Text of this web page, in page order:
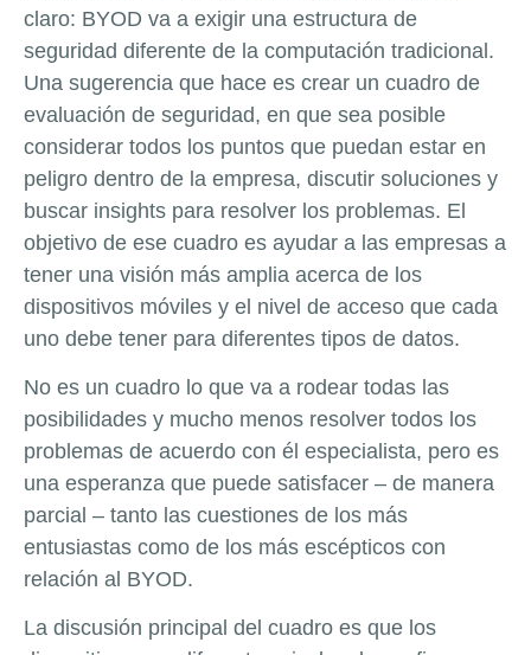
claro: BYOD va a exigir una estructura de
seguridad diferente de la computación tradicional.
Una sugerencia que hace es crear un cuadro de
evaluación de seguridad, en que sea posible
considerar todos los puntos que puedan estar en
peligro dentro de la empresa, discutir soluciones y
buscar insights para resolver los problemas. El
objetivo de ese cuadro es ayudar a las empresas a
tener una visión más amplia acerca de los
dispositivos móviles y el nivel de acceso que cada
uno debe tener para diferentes tipos de datos.
No es un cuadro lo que va a rodear todas las
posibilidades y mucho menos resolver todos los
problemas de acuerdo con él especialista, pero es
una esperanza que puede satisfacer – de manera
parcial – tanto las cuestiones de los más
entusiastas como de los más escépticos con
relación al BYOD.
La discusión principal del cuadro es que los